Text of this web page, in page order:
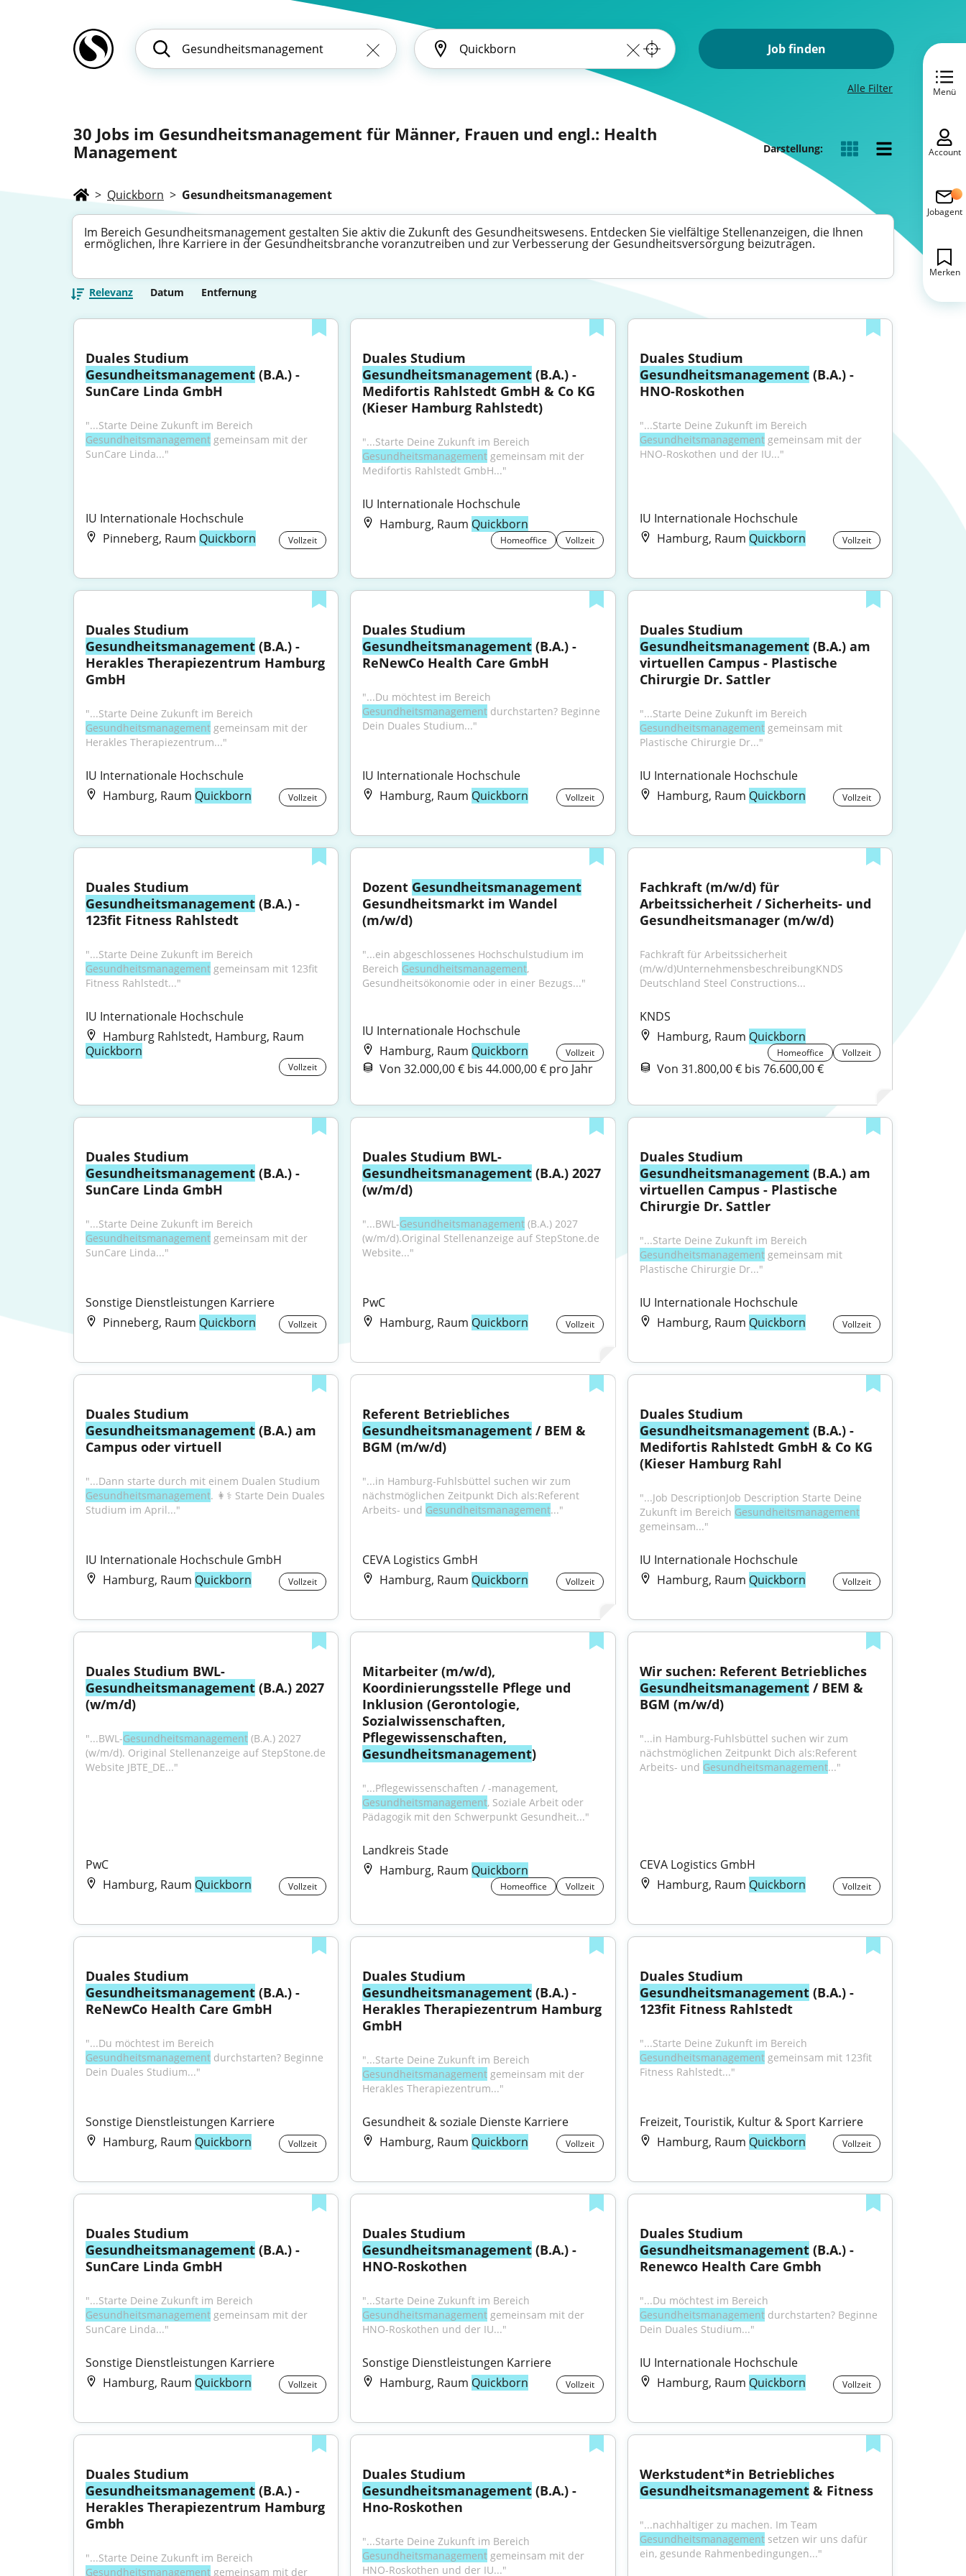
Job finden
Alle Filter
30 Jobs im Gesundheitsmanagement für Männer, Frauen und engl.: Health
Management
Darstellung:
> Quickborn > Gesundheitsmanagement
Im Bereich Gesundheitsmanagement gestalten Sie aktiv die Zukunft des Gesundheitswesens. Entdecken Sie vielfältige Stellenanzeigen, die Ihnen
ermöglichen, Ihre Karriere in der Gesundheitsbranche voranzutreiben und zur Verbesserung der Gesundheitsversorgung beizutragen.
Relevanz Datum Entfernung
Gesundheitsmanagement (B.A.) -
SunCare Linda GmbH
Gesundheitsmanagement gemeinsam mit der
SunCare Linda..."
IU Internationale Hochschule
Pinneberg, Raum Quickborn Vollzeit
Gesundheitsmanagement (B.A.) -
Medifortis Rahlstedt GmbH & Co KG
(Kieser Hamburg Rahlstedt)
Gesundheitsmanagement gemeinsam mit der
Medifortis Rahlstedt GmbH..."
IU Internationale Hochschule
Hamburg, Raum Quickborn
Homeoffice Vollzeit
Gesundheitsmanagement (B.A.) -
HNO-Roskothen
Gesundheitsmanagement gemeinsam mit der
HNO-Roskothen und der IU..."
IU Internationale Hochschule
Hamburg, Raum Quickborn Vollzeit
Gesundheitsmanagement (B.A.) -
Herakles Therapiezentrum Hamburg
GmbH
Gesundheitsmanagement gemeinsam mit der
Herakles Therapiezentrum..."
IU Internationale Hochschule
Hamburg, Raum Quickborn Vollzeit
Gesundheitsmanagement (B.A.) -
ReNewCo Health Care GmbH
Gesundheitsmanagement durchstarten? Beginne
Dein Duales Studium..."
IU Internationale Hochschule
Hamburg, Raum Quickborn Vollzeit
Gesundheitsmanagement (B.A.) am
virtuellen Campus - Plastische
Chirurgie Dr. Sattler
Gesundheitsmanagement gemeinsam mit
Plastische Chirurgie Dr..."
IU Internationale Hochschule
Hamburg, Raum Quickborn Vollzeit
Gesundheitsmanagement (B.A.) -
123fit Fitness Rahlstedt
Gesundheitsmanagement gemeinsam mit 123fit
Fitness Rahlstedt..."
IU Internationale Hochschule
Hamburg Rahlstedt, Hamburg, Raum
Quickborn
Vollzeit
Dozent Gesundheitsmanagement
Gesundheitsmarkt im Wandel
(m/w/d)
"...ein abgeschlossenes Hochschulstudium im
Bereich Gesundheitsmanagement,
Gesundheitsökonomie oder in einer Bezugs..."
IU Internationale Hochschule
Hamburg, Raum Quickborn Vollzeit
Von 32.000,00 € bis 44.000,00 € pro Jahr
Fachkraft (m/w/d) für
Arbeitssicherheit / Sicherheits- und
Gesundheitsmanager (m/w/d)
Fachkraft für Arbeitssicherheit
(m/w/d)UnternehmensbeschreibungKNDS
Deutschland Steel Constructions...
KNDS
Hamburg, Raum Quickborn
Homeoffice Vollzeit
Von 31.800,00 € bis 76.600,00 €
Gesundheitsmanagement (B.A.) -
SunCare Linda GmbH
Gesundheitsmanagement gemeinsam mit der
SunCare Linda..."
Sonstige Dienstleistungen Karriere
Pinneberg, Raum Quickborn Vollzeit
Duales Studium BWL-
Gesundheitsmanagement (B.A.) 2027
(w/m/d)
"...BWL-Gesundheitsmanagement (B.A.) 2027
(w/m/d).Original Stellenanzeige auf StepStone.de
Website..."
PwC
Hamburg, Raum Quickborn Vollzeit
Gesundheitsmanagement (B.A.) am
virtuellen Campus - Plastische
Chirurgie Dr. Sattler
Gesundheitsmanagement gemeinsam mit
Plastische Chirurgie Dr..."
IU Internationale Hochschule
Hamburg, Raum Quickborn Vollzeit
Gesundheitsmanagement (B.A.) am
Campus oder virtuell
Gesundheitsmanagement. 👩⚕️ Starte Dein Duales
Studium im April..."
IU Internationale Hochschule GmbH
Hamburg, Raum Quickborn Vollzeit
Gesundheitsmanagement / BEM &
BGM (m/w/d)
"...in Hamburg-Fuhlsbüttel suchen wir zum
nächstmöglichen Zeitpunkt Dich als:Referent
Arbeits- und Gesundheitsmanagement..."
CEVA Logistics GmbH
Hamburg, Raum Quickborn Vollzeit
Gesundheitsmanagement (B.A.) -
Medifortis Rahlstedt GmbH & Co KG
(Kieser Hamburg Rahl
"...Job DescriptionJob Description Starte Deine
Zukunft im Bereich Gesundheitsmanagement
gemeinsam..."
IU Internationale Hochschule
Hamburg, Raum Quickborn Vollzeit
Duales Studium BWL-
Gesundheitsmanagement (B.A.) 2027
(w/m/d)
"...BWL-Gesundheitsmanagement (B.A.) 2027
(w/m/d). Original Stellenanzeige auf StepStone.de
Website JBTE_DE..."
PwC
Hamburg, Raum Quickborn Vollzeit
Mitarbeiter (m/w/d),
Koordinierungsstelle Pflege und
Inklusion (Gerontologie,
Sozialwissenschaften,
Gesundheitsmanagement)
Gesundheitsmanagement, Soziale Arbeit oder
Pädagogik mit den Schwerpunkt Gesundheit..."
Landkreis Stade
Hamburg, Raum Quickborn
Homeoffice Vollzeit
Wir suchen: Referent Betriebliches
Gesundheitsmanagement / BEM &
BGM (m/w/d)
"...in Hamburg-Fuhlsbüttel suchen wir zum
nächstmöglichen Zeitpunkt Dich als:Referent
Arbeits- und Gesundheitsmanagement..."
CEVA Logistics GmbH
Hamburg, Raum Quickborn Vollzeit
Gesundheitsmanagement (B.A.) -
ReNewCo Health Care GmbH
Gesundheitsmanagement durchstarten? Beginne
Dein Duales Studium..."
Sonstige Dienstleistungen Karriere
Hamburg, Raum Quickborn Vollzeit
Gesundheitsmanagement (B.A.) -
Herakles Therapiezentrum Hamburg
GmbH
Gesundheitsmanagement gemeinsam mit der
Herakles Therapiezentrum..."
Gesundheit & soziale Dienste Karriere
Hamburg, Raum Quickborn Vollzeit
Gesundheitsmanagement (B.A.) -
123fit Fitness Rahlstedt
Gesundheitsmanagement gemeinsam mit 123fit
Fitness Rahlstedt..."
Freizeit, Touristik, Kultur & Sport Karriere
Hamburg, Raum Quickborn Vollzeit
Gesundheitsmanagement (B.A.) -
SunCare Linda GmbH
Gesundheitsmanagement gemeinsam mit der
SunCare Linda..."
Sonstige Dienstleistungen Karriere
Hamburg, Raum Quickborn Vollzeit
Gesundheitsmanagement (B.A.) -
HNO-Roskothen
Gesundheitsmanagement gemeinsam mit der
HNO-Roskothen und der IU..."
Sonstige Dienstleistungen Karriere
Hamburg, Raum Quickborn Vollzeit
Gesundheitsmanagement (B.A.) -
Renewco Health Care Gmbh
Gesundheitsmanagement durchstarten? Beginne
Dein Duales Studium..."
IU Internationale Hochschule
Hamburg, Raum Quickborn Vollzeit
Gesundheitsmanagement (B.A.) -
Herakles Therapiezentrum Hamburg
Gmbh
Gesundheitsmanagement gemeinsam mit der
Gesundheitsmanagement (B.A.) -
Hno-Roskothen
Gesundheitsmanagement gemeinsam mit der
HNO-Roskothen und der IU..."
Werkstudent*in Betriebliches
Gesundheitsmanagement & Fitness
Gesundheitsmanagement setzen wir uns dafür
ein, gesunde Rahmenbedingungen..."
Menü
Account
Jobagent
Merken